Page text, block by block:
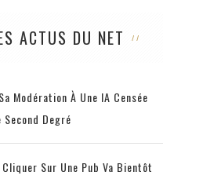
ACTUS DU NET
Modération À Une IA Censée
Degré
Cliquer Sur Une Pub Va Bientôt